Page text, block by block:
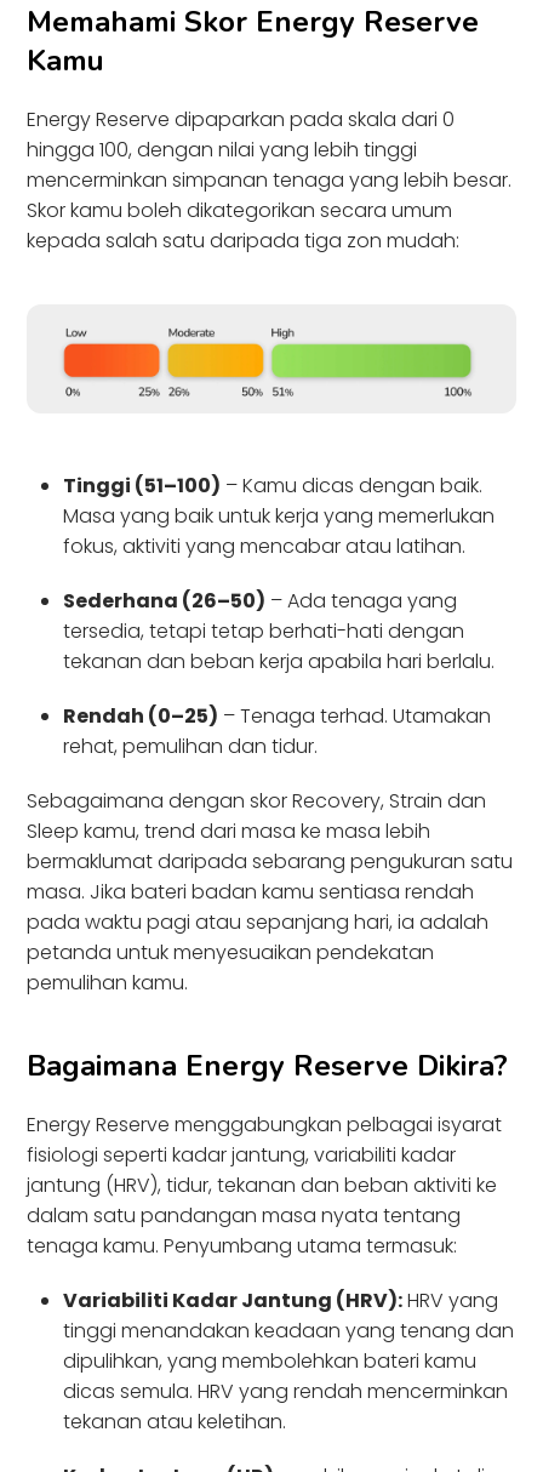
Memahami Skor Energy Reserve
Kamu
Energy Reserve dipaparkan pada skala dari 0
hingga 100, dengan nilai yang lebih tinggi
mencerminkan simpanan tenaga yang lebih besar.
Skor kamu boleh dikategorikan secara umum
kepada salah satu daripada tiga zon mudah:
Tinggi (51–100) – Kamu dicas dengan baik.
Masa yang baik untuk kerja yang memerlukan
fokus, aktiviti yang mencabar atau latihan.
Sederhana (26–50) – Ada tenaga yang
tersedia, tetapi tetap berhati-hati dengan
tekanan dan beban kerja apabila hari berlalu.
Rendah (0–25) – Tenaga terhad. Utamakan
rehat, pemulihan dan tidur.
Sebagaimana dengan skor Recovery, Strain dan
Sleep kamu, trend dari masa ke masa lebih
bermaklumat daripada sebarang pengukuran satu
masa. Jika bateri badan kamu sentiasa rendah
pada waktu pagi atau sepanjang hari, ia adalah
petanda untuk menyesuaikan pendekatan
pemulihan kamu.
Bagaimana Energy Reserve Dikira?
Energy Reserve menggabungkan pelbagai isyarat
fisiologi seperti kadar jantung, variabiliti kadar
jantung (HRV), tidur, tekanan dan beban aktiviti ke
dalam satu pandangan masa nyata tentang
tenaga kamu. Penyumbang utama termasuk:
Variabiliti Kadar Jantung (HRV):HRV yang
tinggi menandakan keadaan yang tenang dan
dipulihkan, yang membolehkan bateri kamu
dicas semula. HRV yang rendah mencerminkan
tekanan atau keletihan.